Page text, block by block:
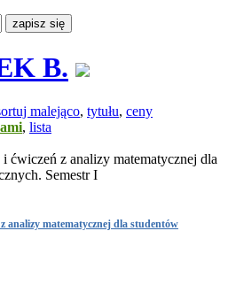
B.
, tytułu, ceny
, lista
analizy matematycznej dla studentów